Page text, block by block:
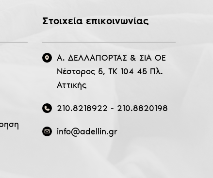
Στοιχεία επικοινωνίας
Α. ΔΕΛΛΑΠΟΡΤΑΣ & ΣΙΑ ΟΕ
Νέστορος 5, ΤΚ 104 45 Πλ.
Αττικής
210.8218922 - 210.8820198
info@adellin.gr